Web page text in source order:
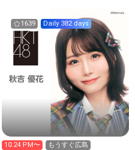
1639 Daily 382 days
10:24 PM〜 もうすぐ広島